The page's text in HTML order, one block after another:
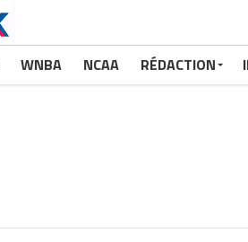
WNBA NCAA RÉDACTION